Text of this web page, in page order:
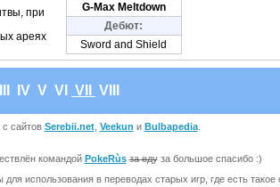
при
ареях
G-Max Meltdown
Дебют:
Sword and Shield
IV V VI VII VIII
сайтов Serebii.net, Veekun и Bulbapedia.
командой PokeRùs за едуза большое спасибо :)
использования в переводах старых игр, где есть такое